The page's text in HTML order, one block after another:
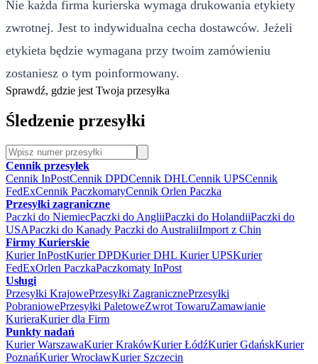
Nie każda firma kurierska wymaga drukowania etykiety
zwrotnej. Jest to indywidualna cecha dostawców. Jeżeli
etykieta będzie wymagana przy twoim zamówieniu
zostaniesz o tym poinformowany.
Sprawdź, gdzie jest Twoja przesyłka
Śledzenie przesyłki
Cennik przesyłek
Cennik InPostCennik DPDCennik DHLCennik UPSCennik
FedExCennik PaczkomatyCennik Orlen Paczka
Przesyłki zagraniczne
Paczki do NiemiecPaczki do AngliiPaczki do HolandiiPaczki do
USAPaczki do Kanady Paczki do AustraliiImport z Chin
Firmy Kurierskie
Kurier InPostKurier DPDKurier DHL Kurier UPSKurier
FedExOrlen PaczkaPaczkomaty InPost
Usługi
Przesyłki KrajowePrzesyłki ZagranicznePrzesyłki
PobraniowePrzesyłki PaletoweZwrot TowaruZamawianie
KurieraKurier dla Firm
Punkty nadań
Kurier WarszawaKurier KrakówKurier ŁódźKurier GdańskKurier
PoznańKurier WrocławKurier Szczecin